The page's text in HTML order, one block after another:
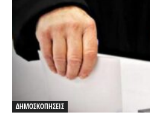
ΔΗΜΟΣΚΟΠΗΣΕΙΣ